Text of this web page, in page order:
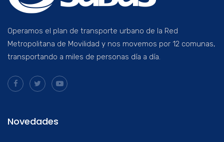
Operamos el plan de transporte urbano de la Red
Metropolitana de Movilidad y nos movemos por 12 comunas,
transportando a miles de personas día a día.
Novedades